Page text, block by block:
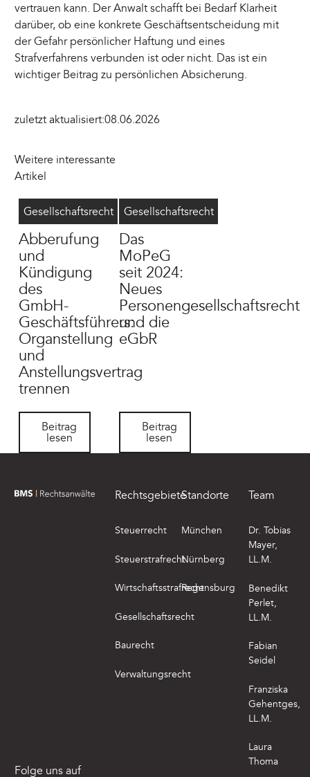
vertrauen kann. Der Anwalt schafft bei Bedarf Klarheit
darüber, ob eine konkrete Geschäftsentscheidung mit
der Gefahr persönlicher Haftung und eines
Strafverfahrens verbunden ist oder nicht. Das ist ein
wichtiger Beitrag zu persönlichen Absicherung.
zuletzt aktualisiert:08.06.2026
Weitere interessante
Artikel
Gesellschaftsrecht
Abberufung
und
Kündigung
des
GmbH-
Geschäftsführers:
Organstellung
und
Anstellungsvertrag
trennen
Beitrag lesen
Beitrag
lesen
Geschäftsführer abberufen
8/4/2026 Gesellschaftsrecht
Das
MoPeG
seit 2024:
Neues
Personengesellschaftsrecht
und die
eGbR
Beitrag lesen
Beitrag
lesen
MoPeG
6/16/2026
zur Startseite von BMS Rechtsanwälte
Folge uns auf
Rechtsgebiete
Steuerrecht
Steuerstrafrecht
Wirtschaftsstrafrecht
Gesellschaftsrecht
Baurecht
Verwaltungsrecht
Standorte
München
Nürnberg
Regensburg
Team
Dr. Tobias
Mayer,
LL.M.
Benedikt
Perlet,
LL.M.
Fabian
Seidel
Franziska
Gehentges,
LL.M.
Laura
Thoma